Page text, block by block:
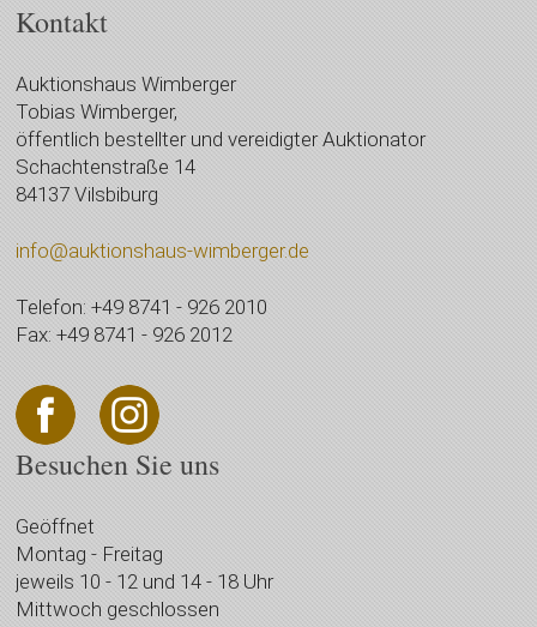
Kontakt
Auktionshaus Wimberger
Tobias Wimberger,
öffentlich bestellter und vereidigter Auktionator
Schachtenstraße 14
84137 Vilsbiburg
info@auktionshaus-wimberger.de
Telefon: +49 8741 - 926 2010
Fax: +49 8741 - 926 2012
Besuchen Sie uns
Geöffnet
Montag - Freitag
jeweils 10 - 12 und 14 - 18 Uhr
Mittwoch geschlossen